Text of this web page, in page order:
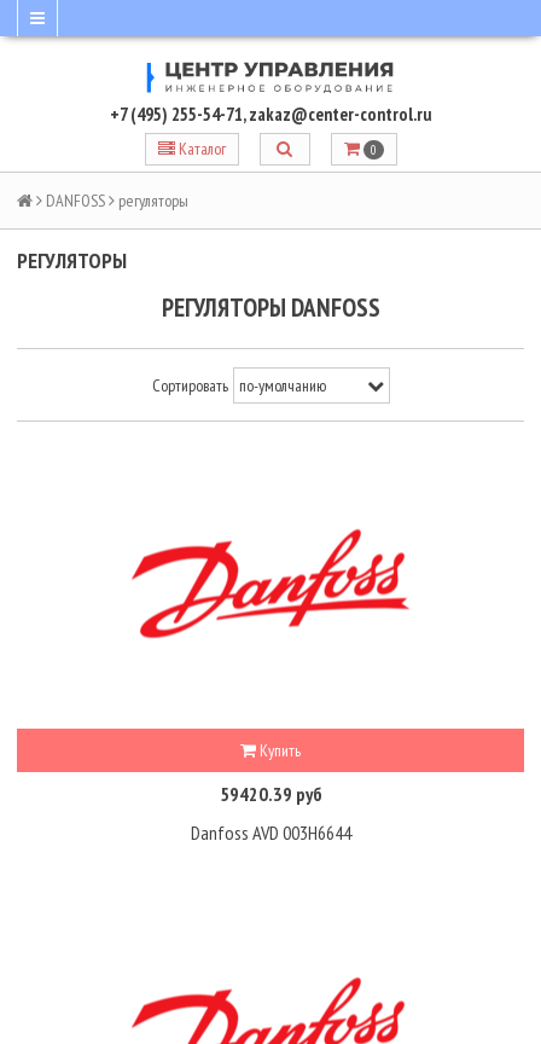
+7 (495) 255-54-71,zakaz@center-control.ru
Каталог 0
DANFOSS регуляторы
РЕГУЛЯТОРЫ
РЕГУЛЯТОРЫ DANFOSS
Сортировать
Купить
59420.39 руб
Danfoss AVD 003H6644